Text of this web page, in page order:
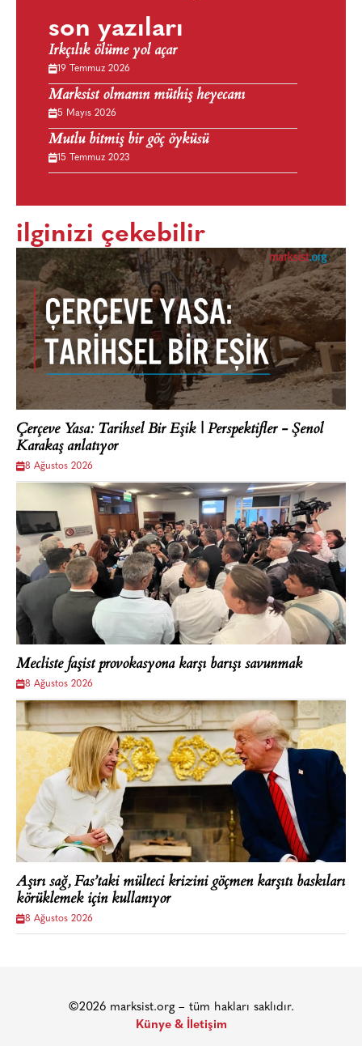
son yazıları
Irkçılık ölüme yol açar
19 Temmuz 2026
Marksist olmanın müthiş heyecanı
5 Mayıs 2026
Mutlu bitmiş bir göç öyküsü
15 Temmuz 2023
ilginizi çekebilir
Çerçeve Yasa: Tarihsel Bir Eşik | Perspektifler - Şenol
Karakaş anlatıyor
8 Ağustos 2026
Mecliste faşist provokasyona karşı barışı savunmak
8 Ağustos 2026
Aşırı sağ, Fas’taki mülteci krizini göçmen karşıtı baskıları
körüklemek için kullanıyor
8 Ağustos 2026
©2026 marksist.org – tüm hakları saklıdır.
Künye & İletişim